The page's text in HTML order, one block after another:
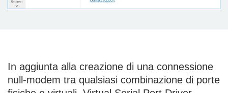
In aggiunta alla creazione di una connessione
null-modem tra qualsiasi combinazione di porte